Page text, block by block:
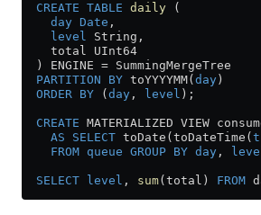
  CREATE
TABLE daily (
    day
Date ,
    level
String,
    total UInt64
  ) ENGINE
= SummingMergeTree
  PARTITION
BY toYYYYMM( day )
  ORDER BY
( day , level );
  CREATE
MATERIALIZED VIEW
    AS
SELECT toDate(toDateTime(
    FROM
queue GROUP BY day ,
  SELECT
level , sum(total) FROM